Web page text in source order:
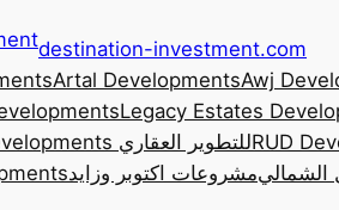
destination-investment.com
Artal DevelopmentsAwj
Legacy Estates
RIO Developments للتطوير العقاريRUD
مشروعات اكتوبر وزايد